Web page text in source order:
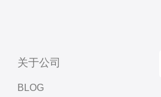
关于公司
BLOG